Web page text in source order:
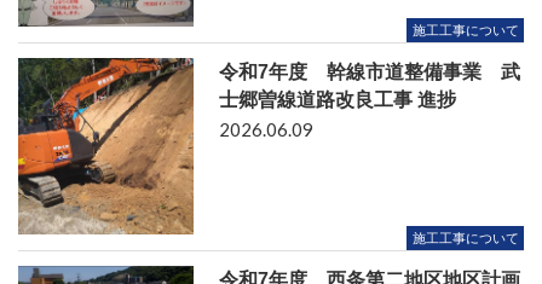
施工工事について
令和7年度 幹線市道整備事業 武
士郷曽線道路改良工事 進捗
施工工事について
2026.06.09